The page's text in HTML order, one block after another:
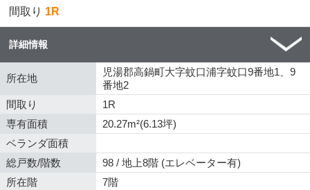
間取り 1R
詳細情報
所在地
児湯郡高鍋町大字蚊口浦字蚊口9番地1、9
番地2
間取り
1R
専有面積
20.27m²(6.13坪)
ベランダ面積
総戸数/階数
98 / 地上8階 (エレベーター有)
所在階
7階